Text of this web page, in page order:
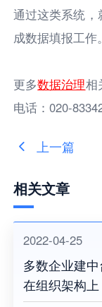
通过这类系统
成数据填报工作。
更多数据治理相
电话：020-
上一篇
相关文章
2022-04-25
多数企业建
在组织架构上